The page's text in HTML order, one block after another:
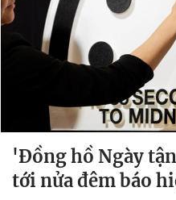
'Đồng hồ Ngày
tới nửa đêm báo